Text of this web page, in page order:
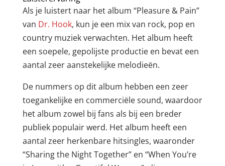
Als je luistert naar het album “Pleasure & Pain”
van Dr. Hook, kun je een mix van rock, pop en
country muziek verwachten. Het album heeft
een soepele, gepolijste productie en bevat een
aantal zeer aanstekelijke melodieën.
De nummers op dit album hebben een zeer
toegankelijke en commerciële sound, waardoor
het album zowel bij fans als bij een breder
publiek populair werd. Het album heeft een
aantal zeer herkenbare hitsingles, waaronder
“Sharing the Night Together” en “When You’re